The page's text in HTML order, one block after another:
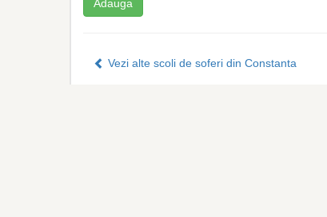
Vezi alte scoli de soferi din Constanta